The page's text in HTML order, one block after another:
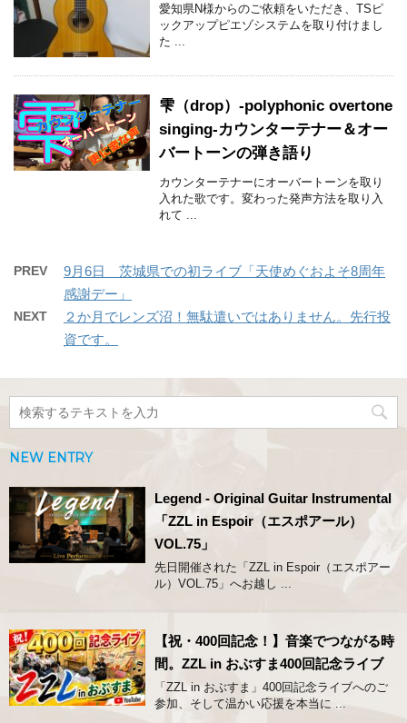
愛知県N様からのご依頼をいただき、TSピ
ックアップピエゾシステムを取り付けまし
た ...
雫（drop）-polyphonic overtone
singing-カウンターテナー＆オー
バートーンの弾き語り
カウンターテナーにオーバートーンを取り
入れた歌です。変わった発声方法を取り入
れて ...
PREV
9月6日 茨城県での初ライブ「天使めぐおよそ8周年
感謝デー」
NEXT
２か月でレンズ沼！無駄遣いではありません。先行投
資です。
NEW ENTRY
Legend - Original Guitar Instrumental
「ZZL in Espoir（エスポアール）
VOL.75」
先日開催された「ZZL in Espoir（エスポアー
ル）VOL.75」へお越し ...
【祝・400回記念！】音楽でつながる時
間。ZZL in おぶすま400回記念ライブ
「ZZL in おぶすま」400回記念ライブへのご
参加、そして温かい応援を本当に ...